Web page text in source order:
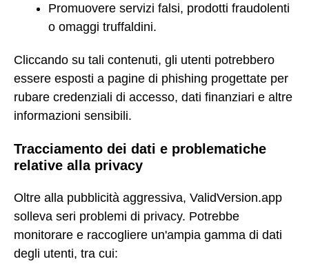
Promuovere servizi falsi, prodotti fraudolenti
o omaggi truffaldini.
Cliccando su tali contenuti, gli utenti potrebbero
essere esposti a pagine di phishing progettate per
rubare credenziali di accesso, dati finanziari e altre
informazioni sensibili.
Tracciamento dei dati e problematiche
relative alla privacy
Oltre alla pubblicità aggressiva, ValidVersion.app
solleva seri problemi di privacy. Potrebbe
monitorare e raccogliere un'ampia gamma di dati
degli utenti, tra cui: